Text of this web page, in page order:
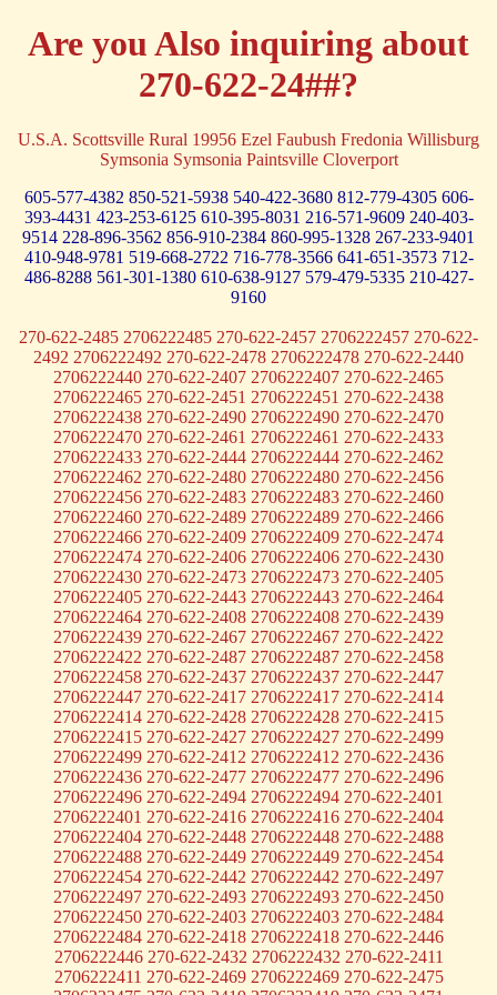
Are you Also inquiring about
270-622-24##?
U.S.A. Scottsville Rural 19956 Ezel Faubush Fredonia Willisburg
Symsonia Symsonia Paintsville Cloverport
605-577-4382 850-521-5938 540-422-3680 812-779-4305 606-
393-4431 423-253-6125 610-395-8031 216-571-9609 240-403-
9514 228-896-3562 856-910-2384 860-995-1328 267-233-9401
410-948-9781 519-668-2722 716-778-3566 641-651-3573 712-
486-8288 561-301-1380 610-638-9127 579-479-5335 210-427-
9160
270-622-2485 2706222485 270-622-2457 2706222457 270-622-
2492 2706222492 270-622-2478 2706222478 270-622-2440
2706222440 270-622-2407 2706222407 270-622-2465
2706222465 270-622-2451 2706222451 270-622-2438
2706222438 270-622-2490 2706222490 270-622-2470
2706222470 270-622-2461 2706222461 270-622-2433
2706222433 270-622-2444 2706222444 270-622-2462
2706222462 270-622-2480 2706222480 270-622-2456
2706222456 270-622-2483 2706222483 270-622-2460
2706222460 270-622-2489 2706222489 270-622-2466
2706222466 270-622-2409 2706222409 270-622-2474
2706222474 270-622-2406 2706222406 270-622-2430
2706222430 270-622-2473 2706222473 270-622-2405
2706222405 270-622-2443 2706222443 270-622-2464
2706222464 270-622-2408 2706222408 270-622-2439
2706222439 270-622-2467 2706222467 270-622-2422
2706222422 270-622-2487 2706222487 270-622-2458
2706222458 270-622-2437 2706222437 270-622-2447
2706222447 270-622-2417 2706222417 270-622-2414
2706222414 270-622-2428 2706222428 270-622-2415
2706222415 270-622-2427 2706222427 270-622-2499
2706222499 270-622-2412 2706222412 270-622-2436
2706222436 270-622-2477 2706222477 270-622-2496
2706222496 270-622-2494 2706222494 270-622-2401
2706222401 270-622-2416 2706222416 270-622-2404
2706222404 270-622-2448 2706222448 270-622-2488
2706222488 270-622-2449 2706222449 270-622-2454
2706222454 270-622-2442 2706222442 270-622-2497
2706222497 270-622-2493 2706222493 270-622-2450
2706222450 270-622-2403 2706222403 270-622-2484
2706222484 270-622-2418 2706222418 270-622-2446
2706222446 270-622-2432 2706222432 270-622-2411
2706222411 270-622-2469 2706222469 270-622-2475